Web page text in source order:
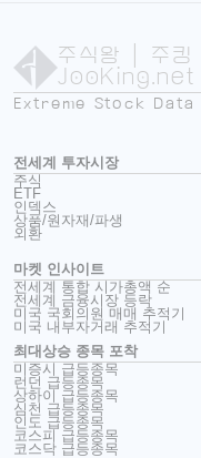
주식왕 | 주킹
JooKing.net
Extreme Stock Data
전세계 투자시장
주식
ETF
인덱스
상품/원자재/파생
외환
마켓 인사이트
전세계 통합 시가총액 순
전세계 금융시장 등락
미국 국회의원 매매 추적기
미국 내부자거래 추적기
최대상승 종목 포착
미증시 급등종목
런던 급등종목
상하이 급등종목
심천 급등종목
인도 급등종목
코스피 급등종목
코스닥 급등종목